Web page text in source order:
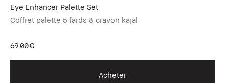
Eye Enhancer Palette Set
Coffret palette 5 fards & crayon kajal
69.00€
Acheter